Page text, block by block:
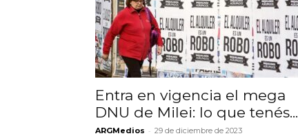
Entra en vigencia el mega
DNU de Milei: lo que tenés...
ARGMedios - 29 de diciembre de 2023